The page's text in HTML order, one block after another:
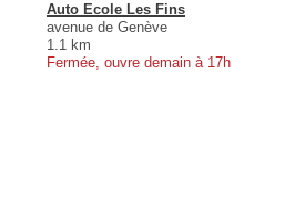
Auto Ecole Les Fins
avenue de Genève
1.1 km
Fermée, ouvre demain à 17h